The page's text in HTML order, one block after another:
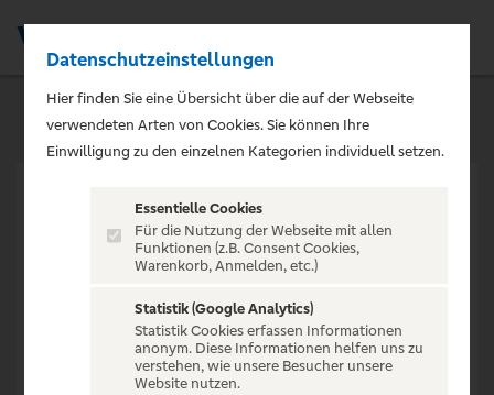
VERANSTALTUNG NICHT
GEFUNDEN
Datenschutzeinstellungen
Hier finden Sie eine Übersicht über die auf der Webseite
verwendeten Arten von Cookies. Sie können Ihre
Einwilligung zu den einzelnen Kategorien individuell setzen.
Essentielle Cookies
Für die Nutzung der Webseite mit allen
Funktionen (z.B. Consent Cookies,
Warenkorb, Anmelden, etc.)
Statistik (Google Analytics)
Statistik Cookies erfassen Informationen
anonym. Diese Informationen helfen uns zu
verstehen, wie unsere Besucher unsere
Website nutzen.